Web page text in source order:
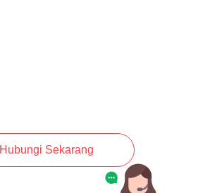
Hubungi Sekarang